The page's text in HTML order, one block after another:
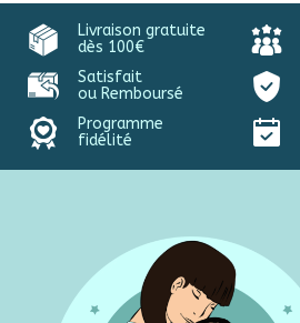
Livraison gratuite
dès 100€
Satisfait
ou Remboursé
Programme
fidélité